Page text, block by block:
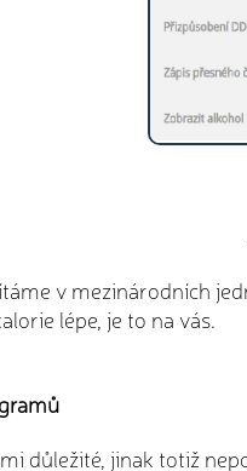
v mezinárodních
lépe, je to na vás.
důležité, jinak totiž